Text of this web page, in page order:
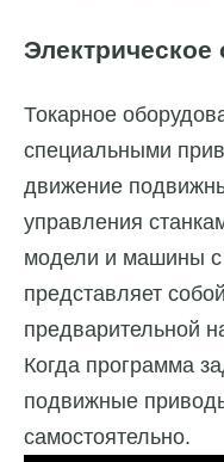
Токарное
специальными
движение
управления
модели и машины
представляет
предварительной
Когда программа
подвижные
самостоятельно.